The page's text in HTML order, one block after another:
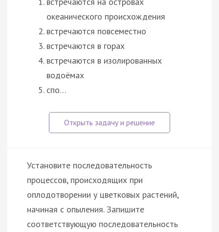
океанического происхождения
встречаются повсеместно
встречаются в горах
встречаются в изолированных
водоёмах
спо…
Установите последовательность
процессов, происходящих при
оплодотворении у цветковых растений,
начиная с опыления. Запишите
соответствующую последовательность